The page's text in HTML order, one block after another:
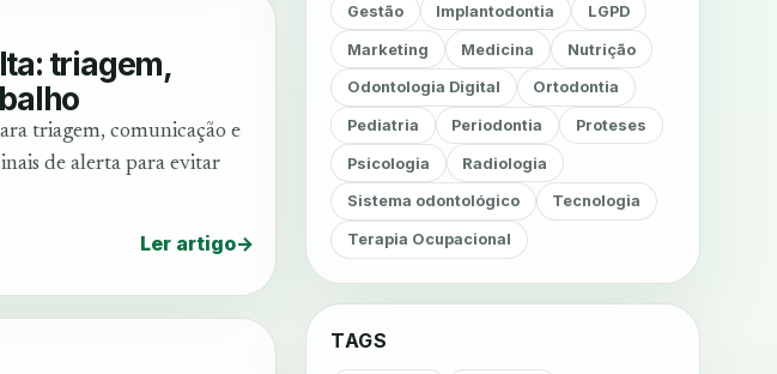
triagem,
triagem, comunicação e
de alerta para evitar
Ler artigo→
Gestão Implantodontia LGPD
Marketing Medicina Nutrição
Odontologia Digital Ortodontia
Pediatria Periodontia Proteses
Psicologia Radiologia
Sistema odontológico Tecnologia
Terapia Ocupacional
TAGS